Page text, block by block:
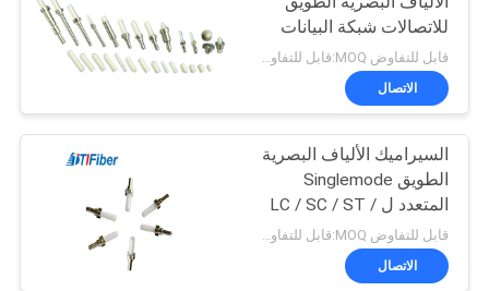
للاتصالات شبكة البيانات
قابل للتفاوض MOQ:قابل للتفاوض
الاتصال
السيراميك الألياف البصرية
الطويق Singlemode
المتعدد ل LC / SC / ST /
FC الموصل
الاتصال